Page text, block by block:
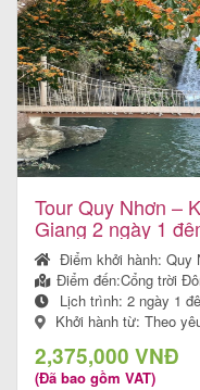
Tour Quy Nhơn –
Giang 2 ngày 1
Điểm khởi hành:Quy
Điểm đến:Cổng trời
Lịch trình:2 ngày 1
Khởi hành từ: Theo
2,375,000 VNĐ
(Đã bao gồm VAT)